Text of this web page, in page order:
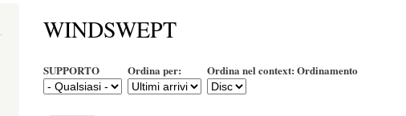
WINDSWEPT
SUPPORTO Ordina per: Ordina nel context: Ordinamento